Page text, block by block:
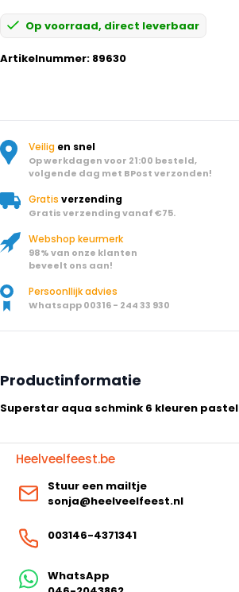
Op voorraad, direct leverbaar
Artikelnummer: 89630
Veilig en snel
Op werkdagen voor 21:00 besteld,
volgende dag met BPost verzonden!
Gratis verzending
Gratis verzending vanaf €75.
Webshop keurmerk
98% van onze klanten
beveelt ons aan!
Persoonllijk advies
Whatsapp 00316 - 244 33 930
Productinformatie
Superstar aqua schmink 6 kleuren pastel
Heelveelfeest.be
Stuur een mailtje
sonja@heelveelfeest.nl
003146-4371341
WhatsApp